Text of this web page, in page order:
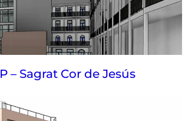
– Sagrat Cor de Jesús